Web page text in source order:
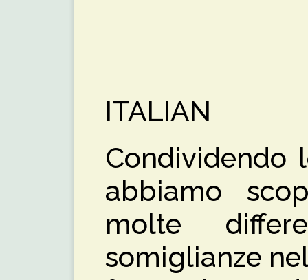
ITALIAN
Condividendo
abbiamo
molte
somiglianze